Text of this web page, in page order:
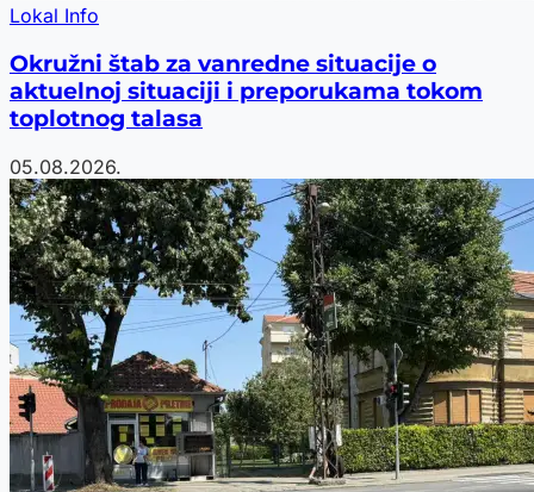
Lokal Info
Okružni štab za vanredne situacije o
aktuelnoj situaciji i preporukama tokom
toplotnog talasa
05.08.2026.